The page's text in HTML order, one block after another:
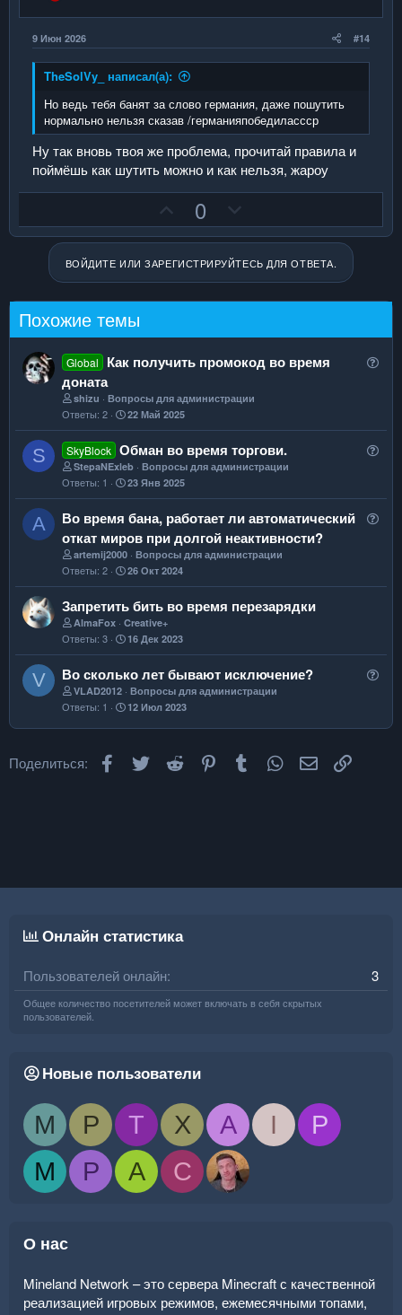
в
ы
й
г
о
л
о
с
в
ы
г
о
л
о
с
9 Июн 2026 #14
TheSolVy_ написал(а):
Но ведь тебя банят за слово германия, даже пошутить
нормально нельзя сказав /германияпобедилассср
Ну так вновь твоя же проблема, прочитай правила и
поймёшь как шутить можно и как нельзя, жароу
о
з
и
т
в
н
й
г
о
л
о
с
0
е
г
а
т
в
н
й
г
о
л
с
ВОЙДИТЕ ИЛИ ЗАРЕГИСТРИРУЙТЕСЬ ДЛЯ ОТВЕТА.
Похожие темы
о
Global
Как получить промокод во время
доната
shizu Вопросы для администрации
Ответы 2 22 Май 2025
S
р
SkyBlock Обман во время торгови.
StepaNExleb Вопросы для администрации
Ответы 1 23 Янв 2025
A
о
Во время бана, работает ли автоматический
откат миров при долгой неактивности?
artemij2000 Вопросы для администрации
Ответы 2 26 Окт 2024
Запретить бить во время перезарядки
AlmaFox Creative+
Ответы 3 16 Дек 2023
V
р
Во сколько лет бывают исключение?
VLAD2012 Вопросы для администрации
Ответы 1 12 Июл 2023
Поделиться: Facebook
Twitter Reddit PinterestTumblr WhatsApp
Онлайн статистика
Пользователей онлайн 3
Общее количество посетителей может включать в себя скрытых
пользователей.
Новые пользователи
M P T X A I
P
M
P A C
О нас
Mineland Network – это сервера Minecraft с качественной
реализацией игровых режимов, ежемесячными топами,